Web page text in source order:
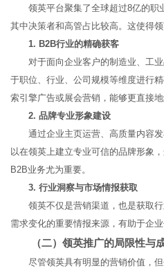
领英平台聚集了全球超过8亿的职
其中决策者和高管占比较高。这使得
1. B2B行业的精确获客
对于面向企业客户的制造业、工
于职位、行业、公司规模等维度进行
索引擎广告或展会营销，能够更直接地
2. 品牌专业形象建设
通过企业主页运营、高质量内容
以在领英上建立专业可信的品牌形象
B2B业务尤为重要。
3. 行业洞察与市场情报获取
领英不仅是营销渠道，也是获取
需求变化的重要情报来源，有助于企
（二）领英推广的局限性与
尽管领英具有明显的营销价值，